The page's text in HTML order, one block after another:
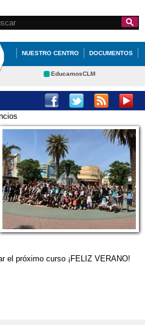
de
this site
NUESTRO CENTRO DOCUMENTOS
SECRETARÍA
PROGRAMAS DE CENTRO
EducamosCLM
Educación Cultura
Contacto
aquí
el próximo curso ¡FELIZ VERANO!